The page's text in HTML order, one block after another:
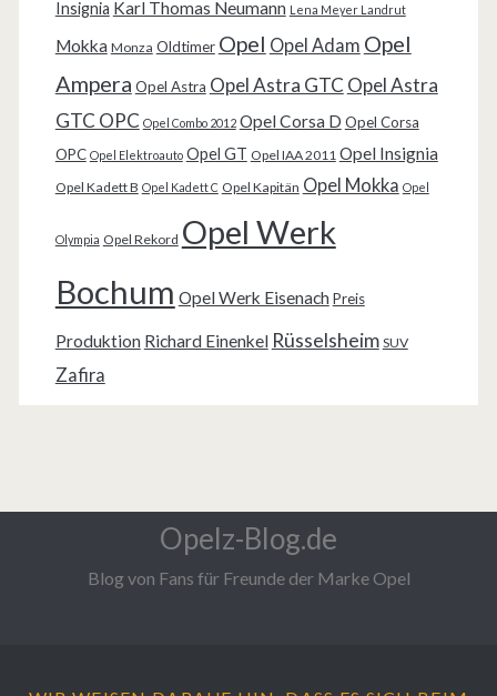
Insignia Karl Thomas Neumann Lena Meyer Landrut
Mokka Monza Oldtimer Opel Opel Adam Opel
Ampera Opel Astra Opel Astra GTC Opel Astra
GTC OPC Opel Combo 2012 Opel Corsa D Opel Corsa
OPC Opel Elektroauto Opel GT Opel IAA 2011 Opel Insignia
Opel Kadett B Opel Kadett C Opel Kapitän Opel Mokka Opel
Olympia Opel Rekord Opel Werk
Bochum Opel Werk Eisenach Preis
Produktion Richard Einenkel Rüsselsheim SUV
Zafira
Opelz-Blog.de
Blog von Fans für Freunde der Marke Opel